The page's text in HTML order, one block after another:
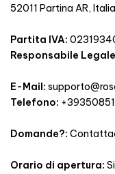
52011 Partina AR, Italia
Partita IVA:
Responsabile
E-Mail:
Telefono:
Domande?:
Orario di apertura: